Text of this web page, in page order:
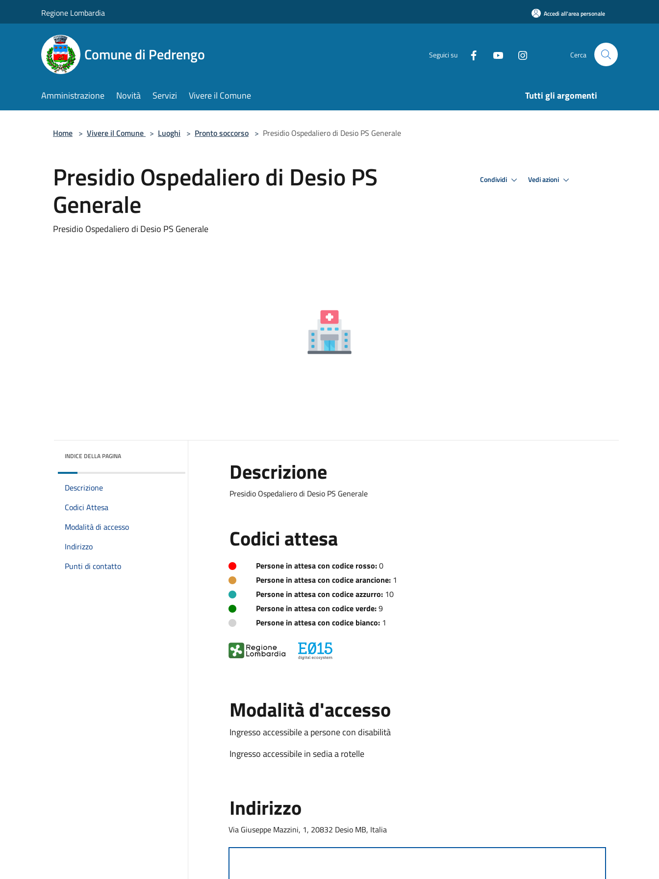
Regione Lombardia Accedi all'area personale
Comune di Pedrengo Seguici su Cerca
Amministrazione Novità Servizi Vivere il Comune Tutti gli argomenti
Home > Vivere il Comune > Luoghi > Pronto soccorso > Presidio Ospedaliero di Desio PS Generale
Presidio Ospedaliero di Desio PS
Generale
Presidio Ospedaliero di Desio PS Generale
Condividi Vedi azioni
INDICE DELLA PAGINA
Descrizione
Codici Attesa
Modalità di accesso
Indirizzo
Punti di contatto
Descrizione
Presidio Ospedaliero di Desio PS Generale
Codici attesa
Persone in attesa con codice rosso:0
Persone in attesa con codice arancione:1
Persone in attesa con codice azzurro:10
Persone in attesa con codice verde:9
Persone in attesa con codice bianco:1
Modalità d'accesso
Ingresso accessibile a persone con disabilità
Ingresso accessibile in sedia a rotelle
Indirizzo
Via Giuseppe Mazzini, 1, 20832 Desio MB, Italia